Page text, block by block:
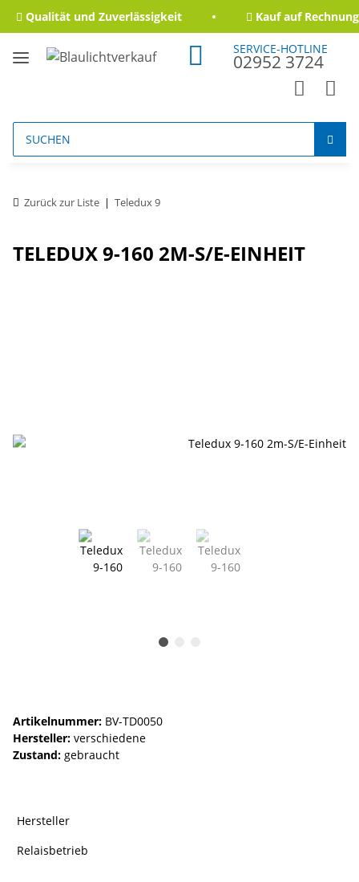
Qualität und Zuverlässigkeit Kauf auf Rechnung
SERVICE-HOTLINE
02952 3724
Zurück zur Liste Teledux 9
TELEDUX 9-160 2M-S/E-EINHEIT
Artikelnummer: BV-TD0050
Hersteller: verschiedene
Zustand: gebraucht
Hersteller
Relaisbetrieb